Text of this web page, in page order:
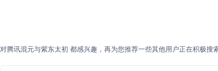
对腾讯混元与紫东太初 都感兴趣，再为您推荐一些其他用户正在积极搜